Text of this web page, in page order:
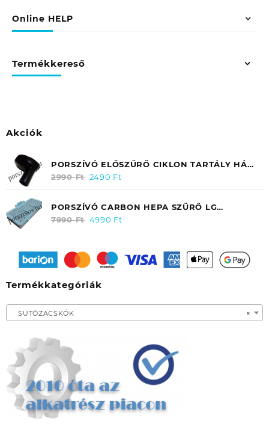
Online HELP
Termékkereső
Akciók
PORSZÍVÓ ELŐSZŰRŐ CIKLON TARTÁLY HÁZ
FELSŐ RÉSZ GÉGECSŐRE SAMSUNG
2990Ft Original
was:
2490 FtCurrent
PORSZÍVÓ CARBON HEPA SZŰRŐ LG
ELECTRONICS VC 9062CV (KIMENETI)
7990Ft Original
7990 Ft.
4990 FtCurrent
4990 Ft.
Termékkategóriák
×
SÜTŐZACSKÓK